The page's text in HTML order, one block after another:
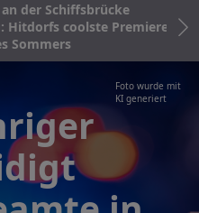
der Schiffsbrücke
coolste Premiere
Sommers
Foto wurde mit
KI generiert